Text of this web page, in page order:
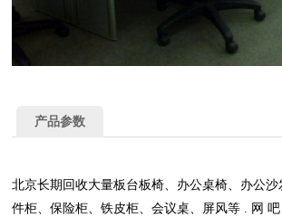
产品参数
北京长期回收大量板台板椅、办公桌椅、办公
件柜、保险柜、铁皮柜、会议桌、屏风等 . 网